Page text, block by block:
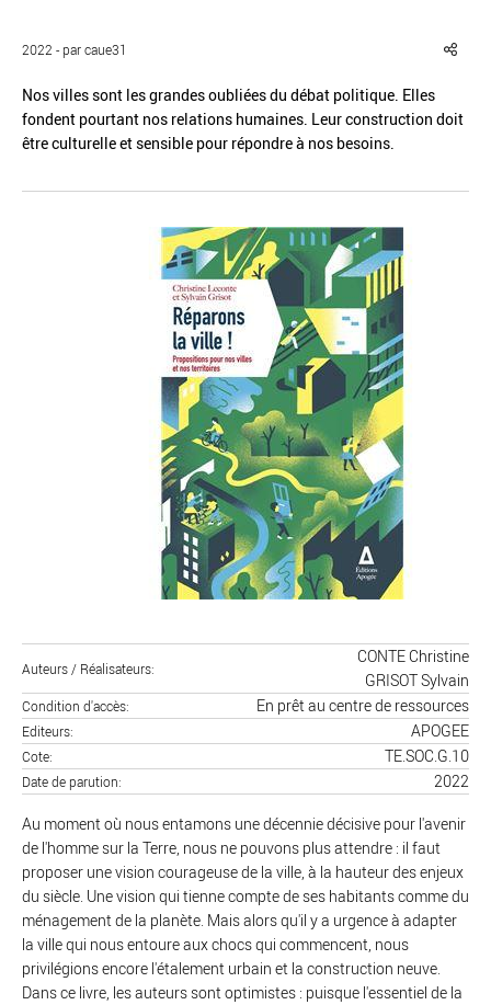
Fermer la recherche avancée
2022 - par caue31
Nos villes sont les grandes oubliées du débat politique. Elles
fondent pourtant nos relations humaines. Leur construction doit
être culturelle et sensible pour répondre à nos besoins.
Auteurs / Réalisateurs
CONTE Christine
GRISOT Sylvain
Condition d'accès En prêt au centre de ressources
Editeurs APOGEE
Cote TE.SOC.G.10
Date de parution 2022
Au moment où nous entamons une décennie décisive pour l'avenir
de l'homme sur la Terre, nous ne pouvons plus attendre : il faut
proposer une vision courageuse de la ville, à la hauteur des enjeux
du siècle. Une vision qui tienne compte de ses habitants comme du
ménagement de la planète. Mais alors qu'il y a urgence à adapter
la ville qui nous entoure aux chocs qui commencent, nous
privilégions encore l'étalement urbain et la construction neuve.
Dans ce livre, les auteurs sont optimistes : puisque l'essentiel de la